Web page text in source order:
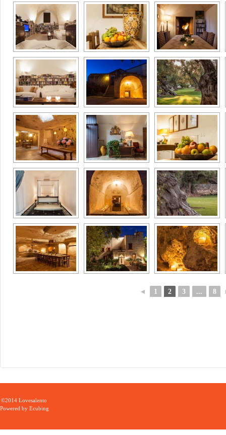
◄ 1 2 3 ... 8
©2014 Lovesalento
Powered by Ecubing